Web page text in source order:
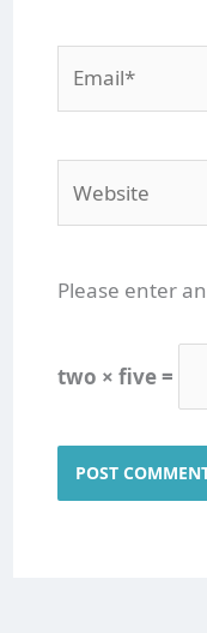
Please enter
two × five =